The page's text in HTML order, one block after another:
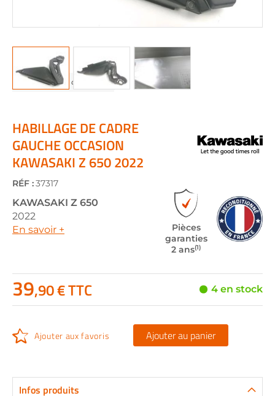
the
beginning
of
the
images
gallery
HABILLAGE DE CADRE
GAUCHE OCCASION
KAWASAKI Z 650 2022
RÉF :37317
KAWASAKI Z 650
2022
En savoir +
Pièces
garanties
2 ans(1)
39,90 € TTC 4 en stock
Ajouter aux favoris Ajouter au panier
Infos produits